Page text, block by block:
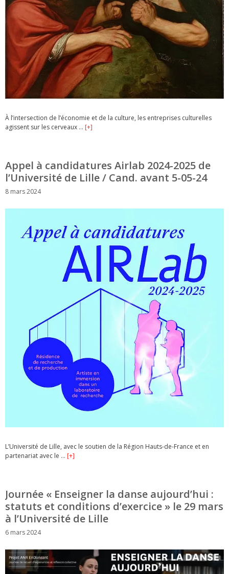
À l’intersection de l’économie et de la culture, les entreprises culturelles
agissent sur les cerveaux … [+]
Appel à candidatures Airlab 2024-2025 de
l’Université de Lille / Cand. avant 5-05-24
8 mars 2024
L’Université de Lille, avec le soutien de la Région Hauts-de-France et en
partenariat avec le … [+]
Journée « Enseigner la danse aujourd’hui :
statuts et conditions d’exercice » le 29 mars
à l’Université de Lille
6 mars 2024